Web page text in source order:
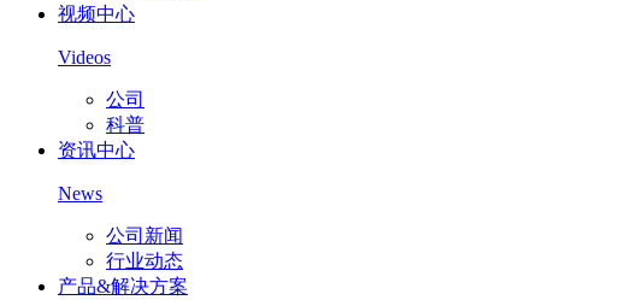
视频中心
Videos
公司
科普
资讯中心
News
公司新闻
行业动态
产品&解决方案